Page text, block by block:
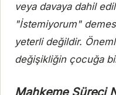
veya davaya dahil
"İstemiyorum"
yeterli değildir.
değişikliğin çocuğa
Mahkeme Süreci